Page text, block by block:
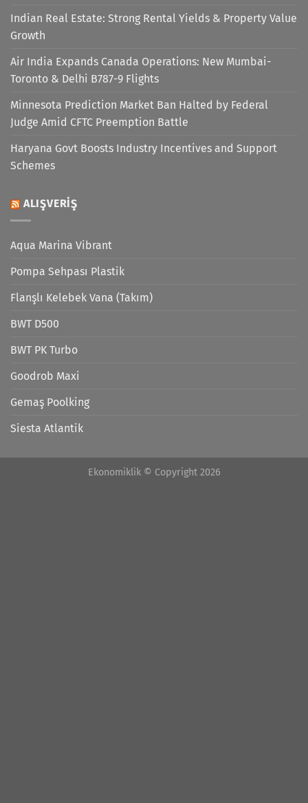
Indian Real Estate: Strong Rental Yields & Property Value
Growth
Air India Expands Canada Operations: New Mumbai-
Toronto & Delhi B787-9 Flights
Minnesota Prediction Market Ban Halted by Federal
Judge Amid CFTC Preemption Battle
Haryana Govt Boosts Industry Incentives and Support
Schemes
ALIŞVERIŞ
Aqua Marina Vibrant
Pompa Sehpası Plastik
Flanşlı Kelebek Vana (Takım)
BWT D500
BWT PK Turbo
Goodrob Maxi
Gemaş Poolking
Siesta Atlantik
Ekonomiklik © Copyright 2026